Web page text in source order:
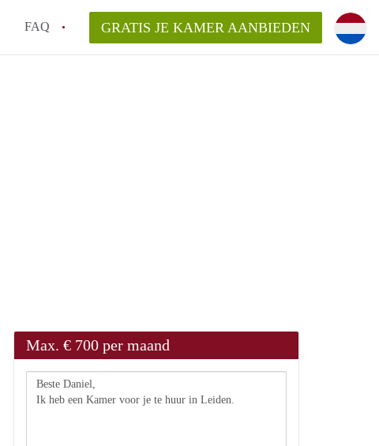
FAQ
van KamersLeiden?
bemiddelingsvergoeding?
GRATIS JE KAMER AANBIEDEN
Max. € 700 per maand